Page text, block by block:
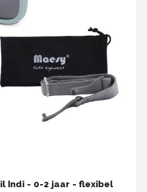
Indi - 0-2 jaar - flexibel